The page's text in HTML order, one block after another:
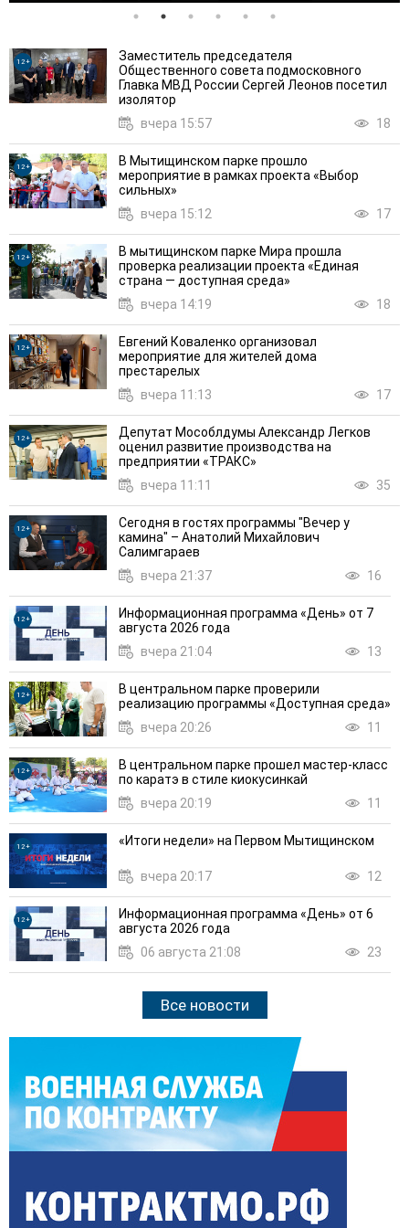
Заместитель председателя
Общественного совета подмосковного
Главка МВД России Сергей Леонов посетил
изолятор
вчера 15:57
18
12+
В Мытищинском парке прошло
мероприятие в рамках проекта «Выбор
сильных»
вчера 15:12
17
12+
В мытищинском парке Мира прошла
проверка реализации проекта «Единая
страна — доступная среда»
вчера 14:19
18
12+
Евгений Коваленко организовал
мероприятие для жителей дома
престарелых
вчера 11:13
17
12+
Депутат Мособлдумы Александр Легков
оценил развитие производства на
предприятии «ТРАКС»
вчера 11:11
35
12+
Сегодня в гостях программы "Вечер у
камина" – Анатолий Михайлович
Салимгараев
вчера 21:37
16
12+
Информационная программа «День» от 7
августа 2026 года
вчера 21:04
13
12+
В центральном парке проверили
реализацию программы «Доступная среда»
вчера 20:26
11
12+
В центральном парке прошел мастер-класс
по каратэ в стиле киокусинкай
вчера 20:19
11
12+
«Итоги недели» на Первом Мытищинском
вчера 20:17 12
12+
Информационная программа «День» от 6
августа 2026 года
06 августа 21:08
23
12+
Все новости